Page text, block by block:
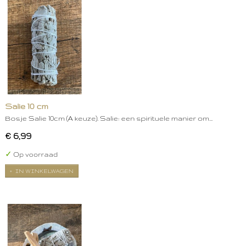
Salie 10 cm
Bosje Salie 10cm (A keuze). Salie: een spirituele manier om…
€ 6,99
✓ Op voorraad
IN WINKELWAGEN